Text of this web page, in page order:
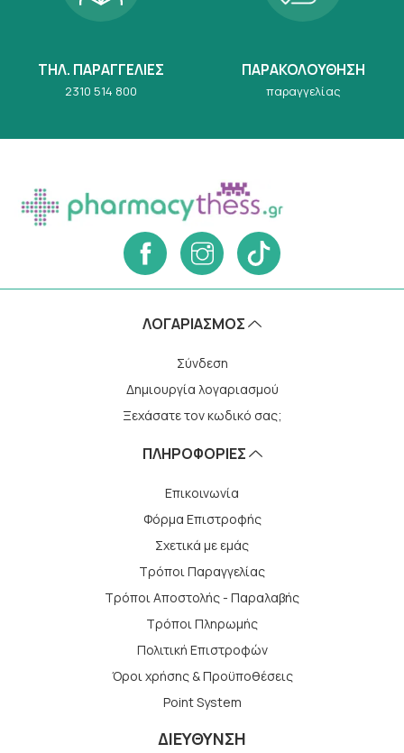
ΤΗΛ. ΠΑΡΑΓΓΕΛΙΕΣ
2310 514 800
ΠΑΡΑΚΟΛΟΥΘΗΣΗ
παραγγελίας
ΛΟΓΑΡΙΑΣΜΌΣ
Σύνδεση
Δημιουργία λογαριασμού
Ξεχάσατε τον κωδικό σας;
ΠΛΗΡΟΦΟΡΙΕΣ
Επικοινωνία
Φόρμα Επιστροφής
Σχετικά με εμάς
Τρόποι Παραγγελίας
Τρόποι Αποστολής - Παραλαβής
Tρόποι Πληρωμής
Πολιτική Επιστροφών
Όροι χρήσης & Προϋποθέσεις
Point System
ΔΙΕΥΘΥΝΣΗ